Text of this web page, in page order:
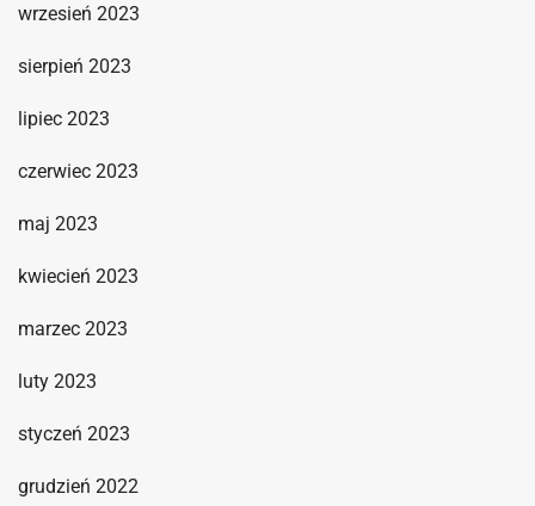
wrzesień 2023
sierpień 2023
lipiec 2023
czerwiec 2023
maj 2023
kwiecień 2023
marzec 2023
luty 2023
styczeń 2023
grudzień 2022